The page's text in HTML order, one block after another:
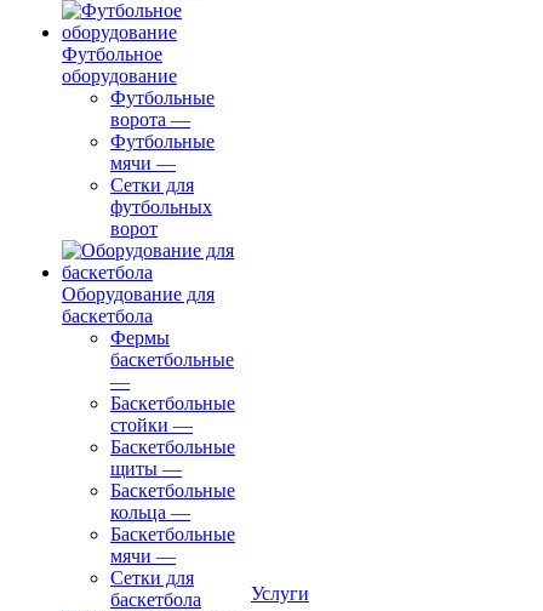
Футбольное
оборудование
Футбольные
ворота —
Футбольные
мячи —
Сетки для
футбольных
ворот
Оборудование для
баскетбола
Фермы
баскетбольные
—
Баскетбольные
стойки —
Баскетбольные
щиты —
Баскетбольные
кольца —
Баскетбольные
мячи —
Сетки для
баскетбола
Услуги